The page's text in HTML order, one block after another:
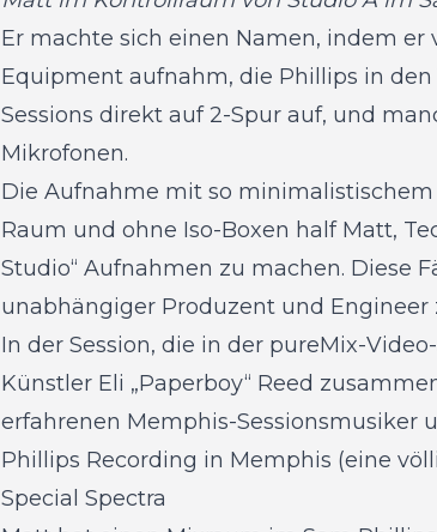
Er machte sich einen Namen, indem
Equipment aufnahm, die Phillips in
Sessions direkt auf 2-Spur auf, und
Mikrofonen.
Die Aufnahme mit so
Raum und ohne Iso-Boxen half Matt,
Studio“ Aufnahmen zu machen. Diese
unabhängiger Produzent und Engineer
In der Session, die in der pureMix-
Künstler Eli „Paperboy“ Reed
erfahrenen Memphis-Sessionsmusiker
Phillips Recording in Memphis (eine
Special Spectra